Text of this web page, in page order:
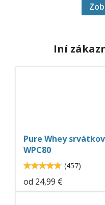
Iní
Pure Whey
WPC80
4.807444.8
(457)
od 24,99 €